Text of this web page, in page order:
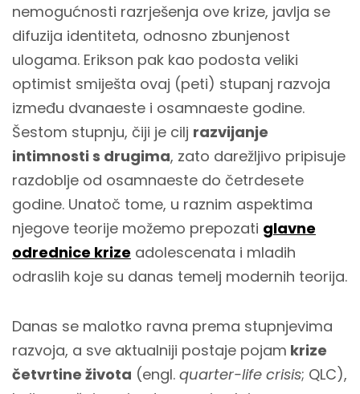
nemogućnosti razrješenja ove krize, javlja se
difuzija identiteta, odnosno zbunjenost
ulogama. Erikson pak kao podosta veliki
optimist smiješta ovaj (peti) stupanj razvoja
između dvanaeste i osamnaeste godine.
Šestom stupnju, čiji je cilj razvijanje
intimnosti s drugima, zato darežljivo pripisuje
razdoblje od osamnaeste do četrdesete
godine. Unatoč tome, u raznim aspektima
njegove teorije možemo prepozati glavne
odrednice krize adolescenata i mladih
odraslih koje su danas temelj modernih teorija.
Danas se malotko ravna prema stupnjevima
razvoja, a sve aktualniji postaje pojam krize
četvrtine života (engl. quarter-life crisis; QLC),